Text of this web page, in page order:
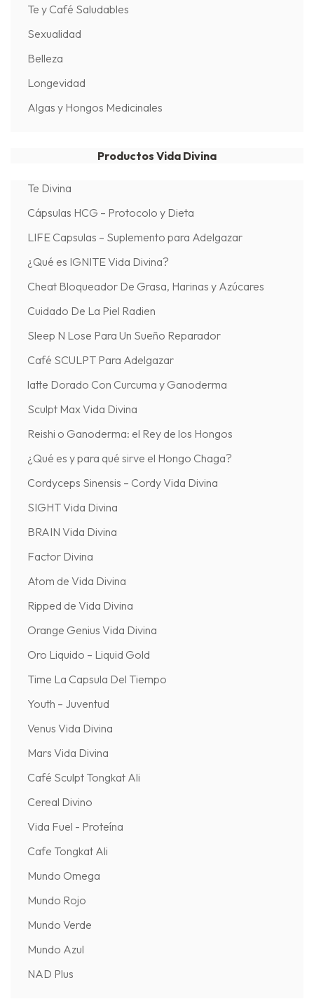
Te y Café Saludables
Sexualidad
Belleza
Longevidad
Algas y Hongos Medicinales
Productos Vida Divina
Te Divina
Cápsulas HCG – Protocolo y Dieta
LIFE Capsulas – Suplemento para Adelgazar
¿Qué es IGNITE Vida Divina?
Cheat Bloqueador De Grasa, Harinas y Azúcares
Cuidado De La Piel Radien
Sleep N Lose Para Un Sueño Reparador
Café SCULPT Para Adelgazar
latte Dorado Con Curcuma y Ganoderma
Sculpt Max Vida Divina
Reishi o Ganoderma: el Rey de los Hongos
¿Qué es y para qué sirve el Hongo Chaga?
Cordyceps Sinensis – Cordy Vida Divina
SIGHT Vida Divina
BRAIN Vida Divina
Factor Divina
Atom de Vida Divina
Ripped de Vida Divina
Orange Genius Vida Divina
Oro Liquido – Liquid Gold
Time La Capsula Del Tiempo
Youth – Juventud
Venus Vida Divina
Mars Vida Divina
Café Sculpt Tongkat Ali
Cereal Divino
Vida Fuel - Proteína
Cafe Tongkat Ali
Mundo Omega
Mundo Rojo
Mundo Verde
Mundo Azul
NAD Plus